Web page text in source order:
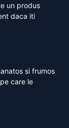
un produs
daca iti
si frumos
care le